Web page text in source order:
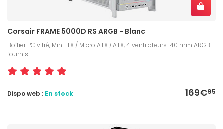
Corsair FRAME 5000D RS ARGB - Blanc
Boîtier PC vitré, Mini ITX / Micro ATX / ATX, 4 ventilateurs 140 mm ARGB
fournis
169€95
Dispo web : En stock